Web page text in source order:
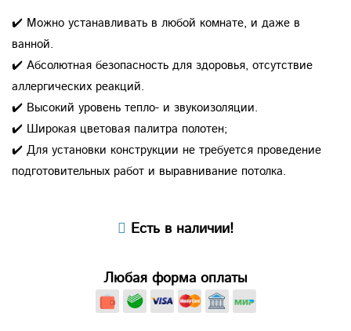
✔️ Можно устанавливать в любой комнате, и даже в
ванной.
✔️ Абсолютная безопасность для здоровья, отсутствие
аллергических реакций.
✔️ Высокий уровень тепло- и звукоизоляции.
✔️ Широкая цветовая палитра полотен;
✔️ Для установки конструкции не требуется проведение
подготовительных работ и выравнивание потолка.
Есть в наличии!
Любая форма оплаты